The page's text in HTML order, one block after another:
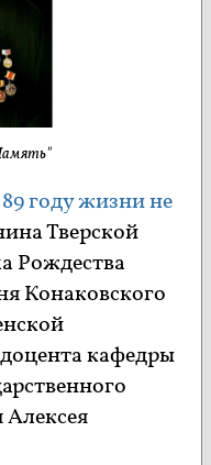
году жизни не
Тверской
Рождества
Конаковского
кафедры
Алексея